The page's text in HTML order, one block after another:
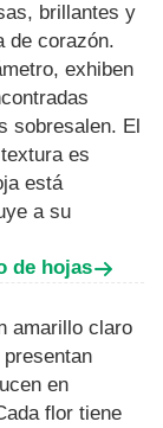
brillantes y
de corazón.
exhiben
sobresalen. El
es
está
a su
de hojas
amarillo claro
en
flor tiene